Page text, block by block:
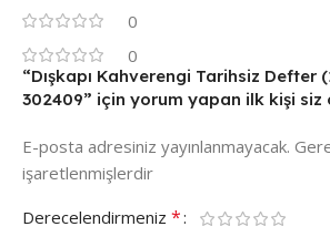
0
0
“Dışkapı Kahverengi Tarihsiz Defter
302409” için yorum yapan ilk kişi siz
E-posta adresiniz yayınlanmayacak.
işaretlenmişlerdir
Derecelendirmeniz *